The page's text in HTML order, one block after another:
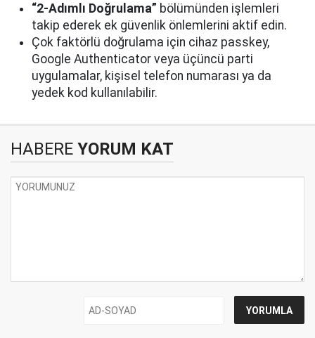
“2-Adımlı Doğrulama” bölümünden işlemleri
takip ederek ek güvenlik önlemlerini aktif edin.
Çok faktörlü doğrulama için cihaz passkey,
Google Authenticator veya üçüncü parti
uygulamalar, kişisel telefon numarası ya da
yedek kod kullanılabilir.
HABERE YORUM KAT